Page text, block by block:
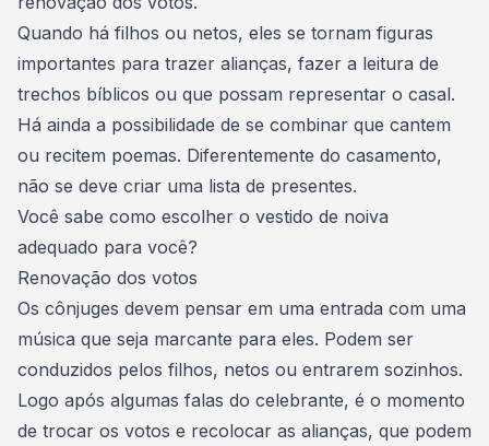
Quando há filhos ou netos, eles se tornam figuras
importantes para trazer alianças, fazer a leitura de
trechos bíblicos ou que possam representar o casal.
Há ainda a possibilidade de se combinar que cantem
ou recitem poemas. Diferentemente do casamento,
não se deve criar uma lista de presentes.
Você sabe como escolher o vestido de noiva
adequado para você?
Renovação dos votos
Os cônjuges devem pensar em uma entrada com uma
música que seja marcante para eles. Podem ser
conduzidos pelos filhos, netos ou entrarem sozinhos.
Logo após algumas falas do celebrante, é o momento
de trocar os votos e recolocar as alianças, que podem